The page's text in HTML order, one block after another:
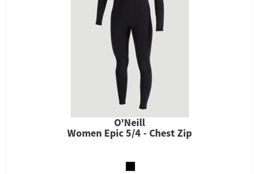
O'Neill
Women Epic 5/4 - Chest Zip